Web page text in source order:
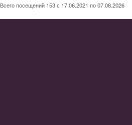
Всего посещений 153 с 17.06.2021 по 07.08.2026